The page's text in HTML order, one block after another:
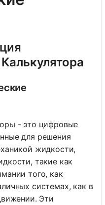
- это цифровые
для решения
жидкости,
такие как
того, как
системах, как в
Эти